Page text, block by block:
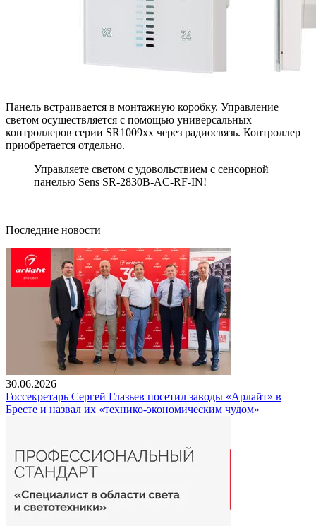
Панель встраивается в монтажную коробку. Управление
светом осуществляется с помощью универсальных
контроллеров серии SR1009xx через радиосвязь. Контроллер
приобретается отдельно.
Управляете светом с удовольствием с сенсорной
панелью Sens SR-2830B-AC-RF-IN!
Последние новости
30.06.2026
Госсекретарь Сергей Глазьев посетил заводы «Арлайт» в
Бресте и назвал их «технико-экономическим чудом»